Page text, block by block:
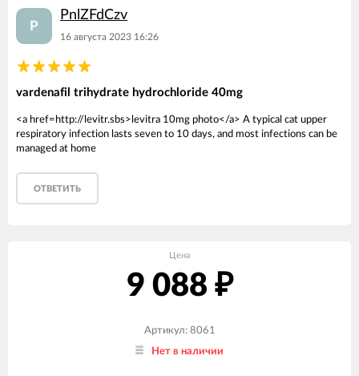
P
PnlZFdCzv
16 августа 2023 16:26
vardenafil trihydrate hydrochloride 40mg
<a href=http://levitr.sbs>levitra 10mg photo</a> A typical cat upper
respiratory infection lasts seven to 10 days, and most infections can be
managed at home
ОТВЕТИТЬ
Цена
9 088 ₽
Артикул: 8061
Нет в наличии